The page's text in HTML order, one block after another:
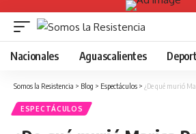
Nacionales Aguascalientes
Somos la Resistencia > Blog > Espectáculos > ¿De qué murió
ESPECTÁCULOS